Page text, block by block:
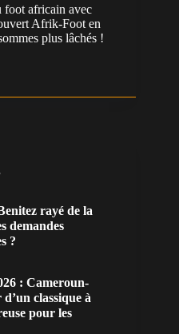
foot africain avec
Afrik-Foot en
plus lâchés !
rayé de la
demandes
?
: Cameroun-
classique à
pour les